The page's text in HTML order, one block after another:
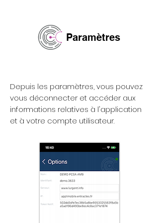
Paramètres
Depuis les paramètres, vous pouvez
vous déconnecter et accéder aux
informations relatives à l'application
et à votre compte utilisateur.